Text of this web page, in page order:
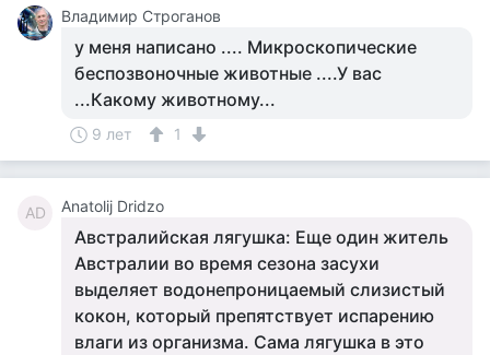
Владимир Строганов
у меня написано .... Микроскопические
беспозвоночные животные ....У вас
...Какому животному...
9 лет 1
AD Anatolij Dridzo
Австралийская лягушка: Еще один житель
Австралии во время сезона засухи
выделяет водонепроницаемый слизистый
кокон, который препятствует испарению
влаги из организма. Сама лягушка в это